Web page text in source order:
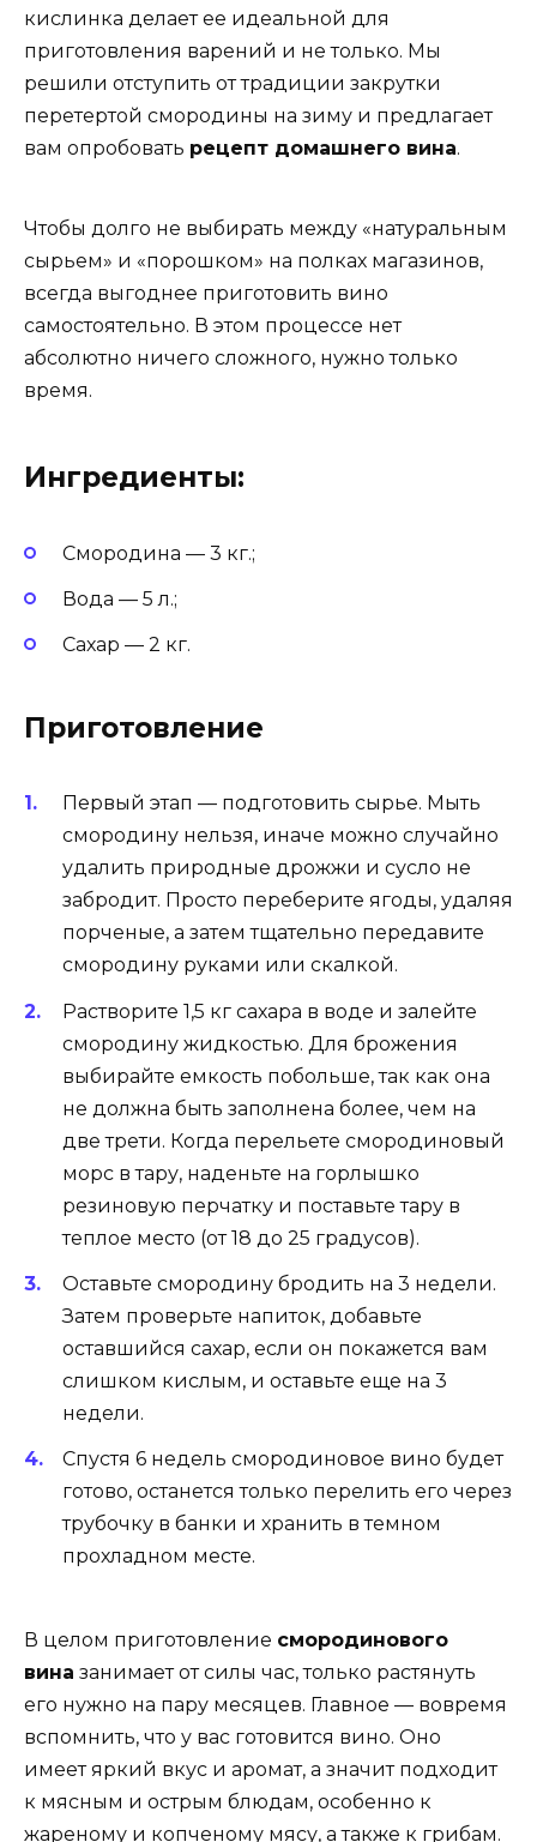
кислинка делает ее идеальной для
приготовления варений и не только. Мы
решили отступить от традиции закрутки
перетертой смородины на зиму и предлагает
вам опробовать рецепт домашнего вина.
Чтобы долго не выбирать между «натуральным
сырьем» и «порошком» на полках магазинов,
всегда выгоднее приготовить вино
самостоятельно. В этом процессе нет
абсолютно ничего сложного, нужно только
время.
Ингредиенты:
Смородина — 3 кг.;
Вода — 5 л.;
Сахар — 2 кг.
Приготовление
Первый этап — подготовить сырье. Мыть
смородину нельзя, иначе можно случайно
удалить природные дрожжи и сусло не
забродит. Просто переберите ягоды, удаляя
порченые, а затем тщательно передавите
смородину руками или скалкой.
Растворите 1,5 кг сахара в воде и залейте
смородину жидкостью. Для брожения
выбирайте емкость побольше, так как она
не должна быть заполнена более, чем на
две трети. Когда перельете смородиновый
морс в тару, наденьте на горлышко
резиновую перчатку и поставьте тару в
теплое место (от 18 до 25 градусов).
Оставьте смородину бродить на 3 недели.
Затем проверьте напиток, добавьте
оставшийся сахар, если он покажется вам
слишком кислым, и оставьте еще на 3
недели.
Спустя 6 недель смородиновое вино будет
готово, останется только перелить его через
трубочку в банки и хранить в темном
прохладном месте.
В целом приготовление смородинового
вина занимает от силы час, только растянуть
его нужно на пару месяцев. Главное — вовремя
вспомнить, что у вас готовится вино. Оно
имеет яркий вкус и аромат, а значит подходит
к мясным и острым блюдам, особенно к
жареному и копченому мясу, а также к грибам.